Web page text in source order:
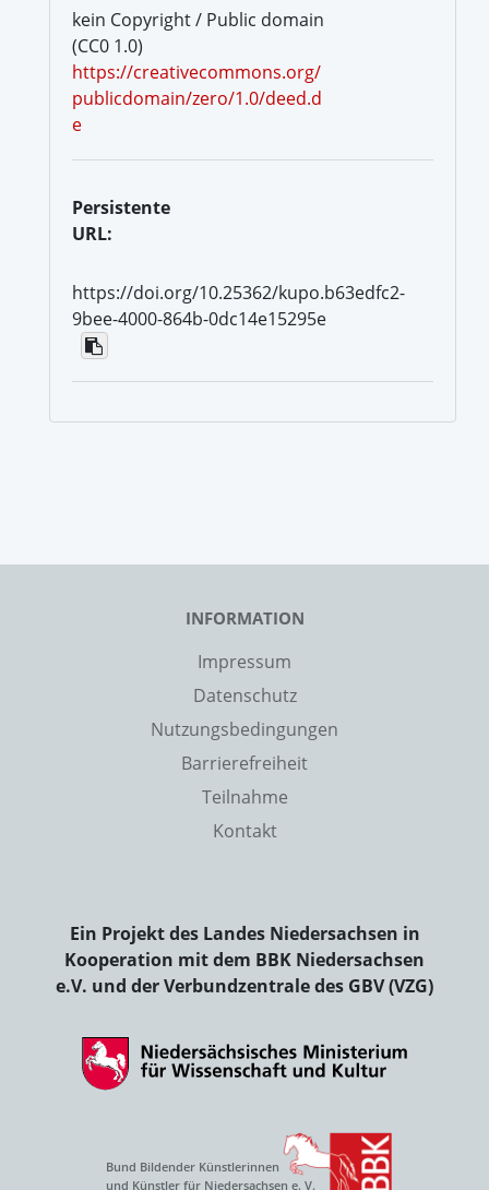
kein Copyright / Public domain
(CC0 1.0)
https://creativecommons.org/
publicdomain/zero/1.0/deed.d
e
Persistente
URL:
https://doi.org/10.25362/kupo.b63edfc2-
9bee-4000-864b-0dc14e15295e
INFORMATION
Impressum
Datenschutz
Nutzungsbedingungen
Barrierefreiheit
Teilnahme
Kontakt
Ein Projekt des Landes Niedersachsen in
Kooperation mit dem BBK Niedersachsen
e.V. und der Verbundzentrale des GBV (VZG)
Bund Bildender Künstlerinnen
und Künstler für Niedersachsen e. V.